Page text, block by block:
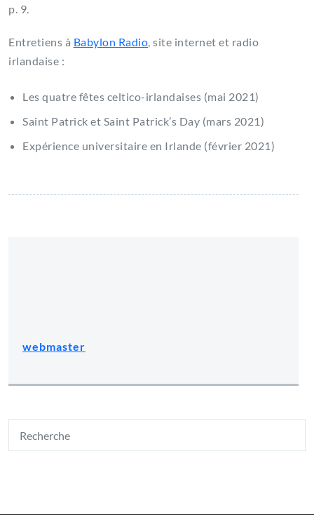
p. 9.
Entretiens à Babylon Radio, site internet et radio
irlandaise :
Les quatre fêtes celtico-irlandaises (mai 2021)
Saint Patrick et Saint Patrick’s Day (mars 2021)
Expérience universitaire en Irlande (février 2021)
webmaster